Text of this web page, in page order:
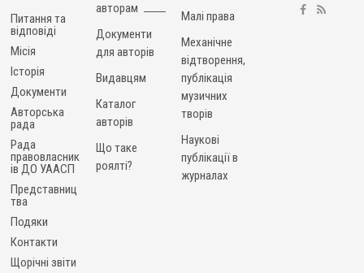
Питання та
відповіді
Місія
Історія
Документи
Авторська
рада
Рада
правовласник
ів ДО УААСП
Представниц
тва
Подяки
Контакти
Щорічні звіти
авторам
Документи
для авторів
Видавцям
Каталог
авторів
Що таке
роялті?
Малі права
Механічне
відтворення,
публікація
музичних
творів
Наукові
публікації в
журналах